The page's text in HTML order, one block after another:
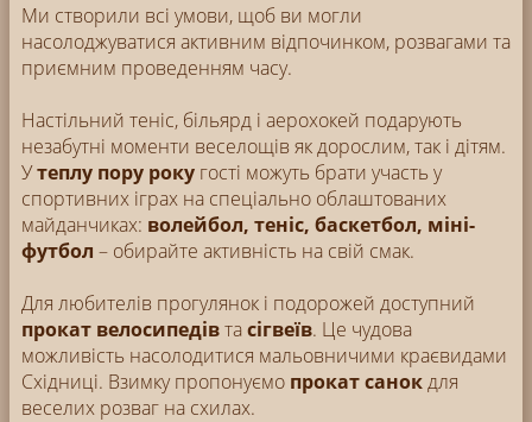
Ми створили всі умови, щоб ви могли
насолоджуватися активним відпочинком, розвагами та
приємним проведенням часу.
Настільний теніс, більярд і аерохокей подарують
незабутні моменти веселощів як дорослим, так і дітям.
Утеплу пору року гості можуть брати участь у
спортивних іграх на спеціально облаштованих
майданчиках: волейбол, теніс, баскетбол, міні-
футбол – обирайте активність на свій смак.
Для любителів прогулянок і подорожей доступний
прокат велосипедівтасігвеїв. Це чудова
можливість насолодитися мальовничими краєвидами
Східниці. Взимку пропонуємо прокат санокдля
веселих розваг на схилах.